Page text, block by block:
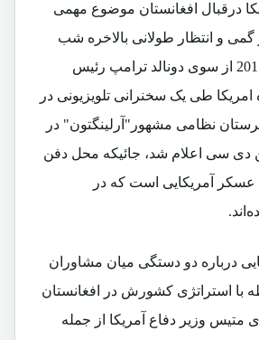
درقبال افغانستان موضوع مهمی
و انتظار طولانی بالاخره شب
دوشنبه 21 آگست 2017 از سوی دونالد ترامپ رئیس
امریکا طی یک سخنرانی تلویزیونی در
نظامی مشهور"آرلینگتون" در
دی سی اعلام شد، جائیکه محل دفن
تعداد زیادی از 2400 عسکر آمریکایی است که در
درباره دو دستگی میان مشاوران
با استراتژی کشورش در افغانستان
متیس وزیر دفاع آمریکا از جمله